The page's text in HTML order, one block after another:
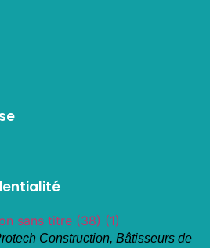
Construction, Bâtisseurs de